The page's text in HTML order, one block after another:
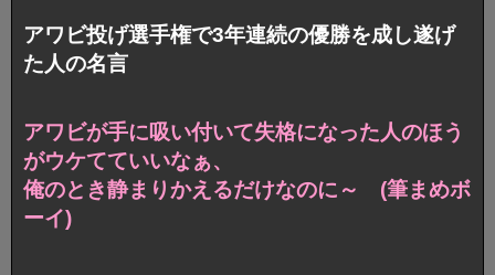
アワビ投げ選手権で3年連続の優勝を成し遂げ
た人の名言
アワビが手に吸い付いて失格になった人のほう
がウケてていいなぁ、
俺のとき静まりかえるだけなのに～ (筆まめボ
ーイ)